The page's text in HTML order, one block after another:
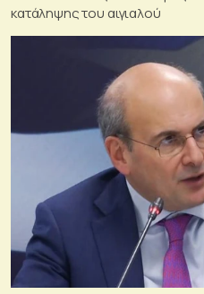
κατάληψης του αιγιαλού